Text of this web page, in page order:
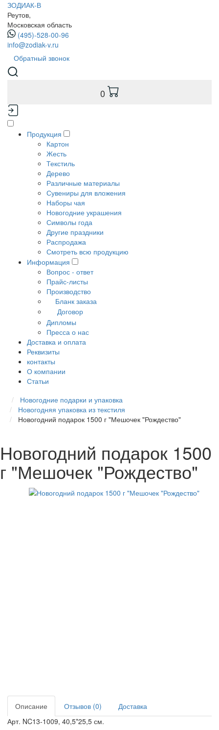
ЗОДИАК-В
Реутов,
Московская область
(495)-528-00-96
info@zodiak-v.ru
Обратный звонок
0
Продукция
Картон
Жесть
Текстиль
Дерево
Различные материалы
Сувениры для вложения
Наборы чая
Новогодние украшения
Символы года
Другие праздники
Распродажа
Смотреть всю продукцию
Информация
Вопрос - ответ
Прайс-листы
Производство
Бланк заказа
Договор
Дипломы
Пресса о нас
Доставка и оплата
Реквизиты
контакты
О компании
Статьи
Новогодние подарки и упаковка
Новогодняя упаковка из текстиля
Новогодний подарок 1500 г "Мешочек "Рождество"
Новогодний подарок 1500
г "Мешочек "Рождество"
Описание Отзывов (0)
Доставка
Арт. NC13-1009, 40,5*25,5 см.